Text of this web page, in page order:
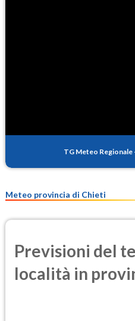
TG Meteo Regionale
Meteo provincia di Chieti
Previsioni del
località in